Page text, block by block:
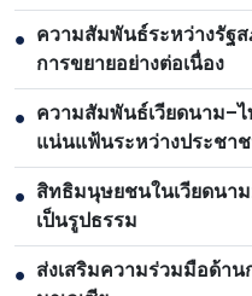
รอบด้าน
● ความสัมพันธ์ระหว่างรัฐส
การขยายอย่างต่อเนื่อง
● ความสัมพันธ์เวียดนาม–
แน่นแฟ้นระหว่างประชา
● สิทธิมนุษยชนในเวียดนา
เป็นรูปธรรม
● ส่งเสริมความร่วมมือด้า